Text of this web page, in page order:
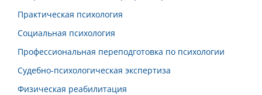
Практическая психология
Социальная психология
Профессиональная переподготовка по психологии
Судебно-психологическая экспертиза
Физическая реабилитация